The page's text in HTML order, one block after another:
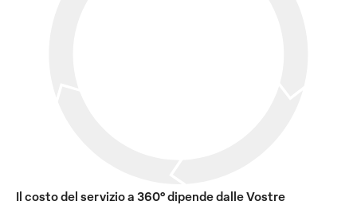
Il costo del servizio a 360° dipende dalle Vostre